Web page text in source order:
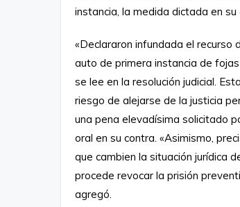
instancia, la medida dictada en
«Declararon infundada el recurso
auto de primera instancia de
se lee en la resolución judicial.
riesgo de alejarse de la justicia
una pena elevadísima solicitado
oral en su contra. «Asimismo,
que cambien la situación jurídica
procede revocar la prisión
agregó.